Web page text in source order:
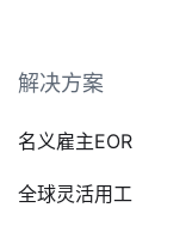
解决方案
名义雇主EOR
全球灵活用工